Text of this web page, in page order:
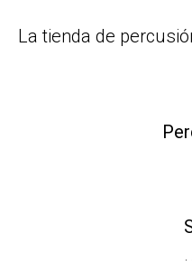
La tienda de